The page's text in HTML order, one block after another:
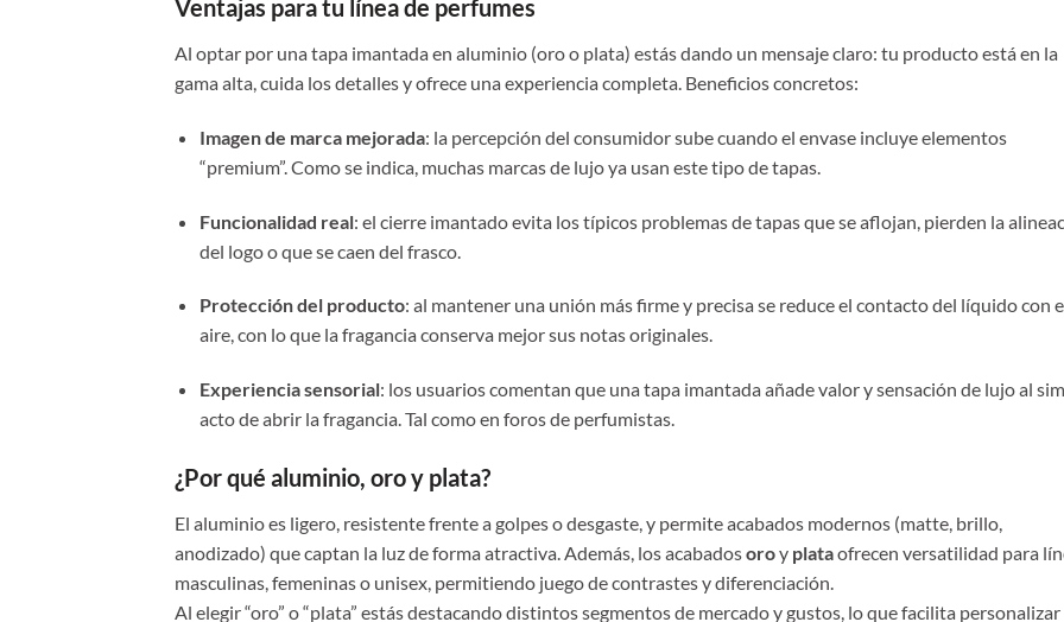
Ventajas para tu línea de perfumes
Al optar por una tapa imantada en aluminio (oro o plata) estás dando un mensaje claro: tu producto está en la
gama alta, cuida los detalles y ofrece una experiencia completa. Beneficios concretos:
Imagen de marca mejorada: la percepción del consumidor sube cuando el envase incluye elementos
“premium”. Como se indica, muchas marcas de lujo ya usan este tipo de tapas.
Funcionalidad real: el cierre imantado evita los típicos problemas de tapas que se aflojan, pierden la
del logo o que se caen del frasco.
Protección del producto: al mantener una unión más firme y precisa se reduce el contacto del líquido con
aire, con lo que la fragancia conserva mejor sus notas originales.
Experiencia sensorial: los usuarios comentan que una tapa imantada añade valor y sensación de lujo al
acto de abrir la fragancia. Tal como en foros de perfumistas.
¿Por qué aluminio, oro y plata?
El aluminio es ligero, resistente frente a golpes o desgaste, y permite acabados modernos (matte, brillo,
anodizado) que captan la luz de forma atractiva. Además, los acabadosoroy plataofrecen versatilidad para
masculinas, femeninas o unisex, permitiendo juego de contrastes y diferenciación.
Al elegir “oro” o “plata” estás destacando distintos segmentos de mercado y gustos, lo que facilita personalizar